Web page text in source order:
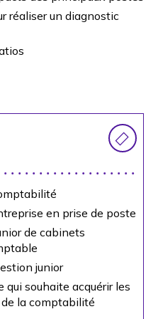
réaliser un diagnostic
en prise de poste
de cabinets
junior
qui souhaite acquérir les
la comptabilité
:
post
des certificats et
de restauration de